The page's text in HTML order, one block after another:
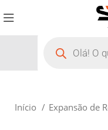
Início Expansão de